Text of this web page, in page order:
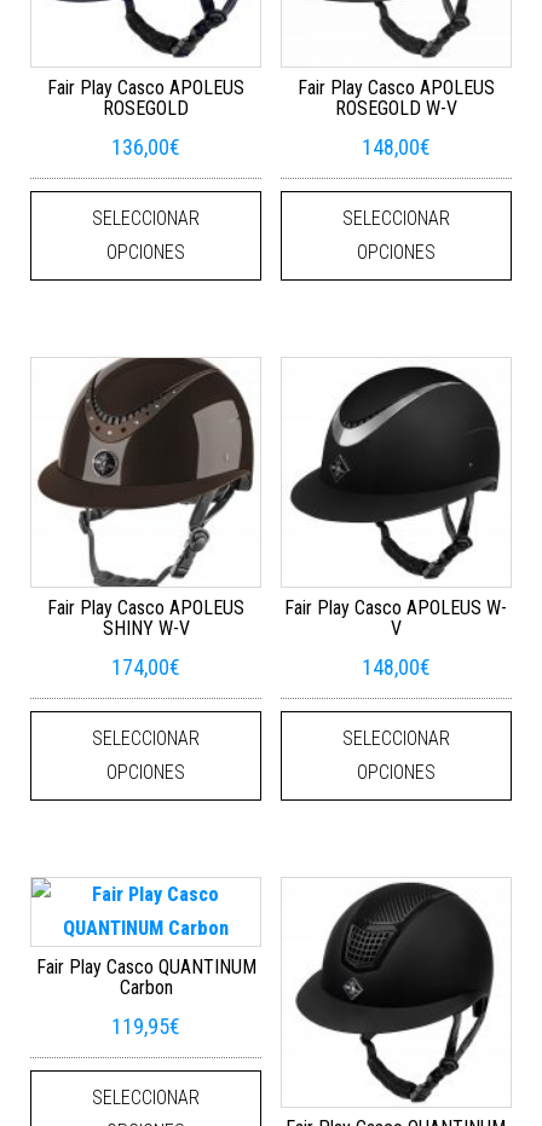
Fair Play Casco APOLEUS
ROSEGOLD
136,00€
SELECCIONAR
OPCIONES
Este producto tiene múltiples
Fair Play Casco APOLEUS
ROSEGOLD W-V
148,00€
SELECCIONAR
OPCIONES
Fair Play Casco APOLEUS
SHINY W-V
174,00€
SELECCIONAR
OPCIONES
Este producto tiene múltiples
Fair Play Casco APOLEUS W-
V
148,00€
SELECCIONAR
OPCIONES
Fair Play Casco QUANTINUM
Carbon
119,95€
SELECCIONAR
Este producto tiene múltiples